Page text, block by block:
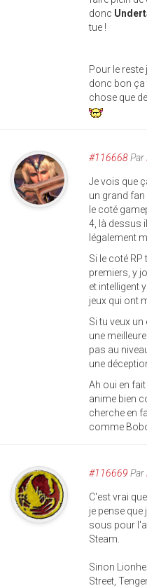
donc
tue !
Pour le
donc bon ça
chose que
#116668Par
Je vois que
un grand fan
le coté
4, là dessus
légalement
Si le coté
premiers, y
et intelligent
jeux qui ont
Si tu veux un
une
pas au
une
Ah oui en
anime bien
cherche en
comme
#116669 Par
C'est vrai
je pense
sous pour
Steam.
Sinon
Street,